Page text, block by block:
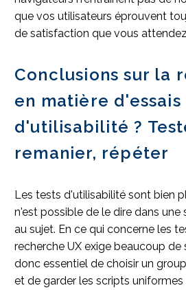
que vos utilisateurs éprouvent
de satisfaction que vous
Conclusions sur la
en matière d'essais
d'utilisabilité ?
remanier, répéter
Les tests d'utilisabilité sont bien
n'est possible de le dire dans
au sujet. En ce qui concerne les
recherche UX exige beaucoup de
donc essentiel de choisir un
et de garder les scripts uniformes